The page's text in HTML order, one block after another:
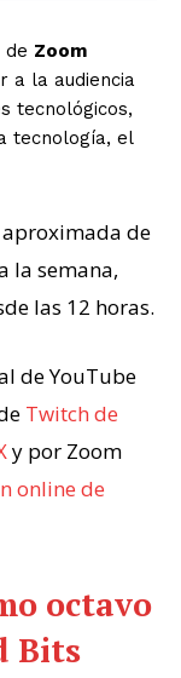
de Zoom
a la audiencia
tecnológicos,
tecnología, el
de
la semana,
las 12 horas.
de YouTube
Twitch de
y por Zoom
online de
octavo
Bits